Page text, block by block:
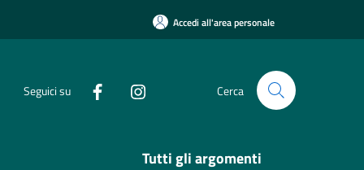
Accedi all'area personale
Seguici su Cerca
Tutti gli argomenti